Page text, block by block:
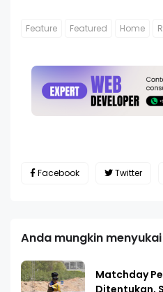
Feature Featured Home
Facebook Twitter
Anda mungkin
Matchday
Ditentukan,